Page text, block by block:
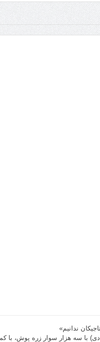
ندانیم»
که طغرل سلجوقی(حکومت1037-1063 میلادی) با سه هزار